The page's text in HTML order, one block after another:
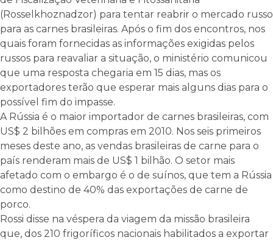
(Rosselkhoznadzor) para tentar reabrir o mercado russo
para as carnes brasileiras. Após o fim dos encontros, nos
quais foram fornecidas as informações exigidas pelos
russos para reavaliar a situação, o ministério comunicou
que uma resposta chegaria em 15 dias, mas os
exportadores terão que esperar mais alguns dias para o
possível fim do impasse.
A Rússia é o maior importador de carnes brasileiras, com
US$ 2 bilhões em compras em 2010. Nos seis primeiros
meses deste ano, as vendas brasileiras de carne para o
país renderam mais de US$ 1 bilhão. O setor mais
afetado com o embargo é o de suínos, que tem a Rússia
como destino de 40% das exportações de carne de
porco.
Rossi disse na véspera da viagem da missão brasileira
que, dos 210 frigoríficos nacionais habilitados a exportar